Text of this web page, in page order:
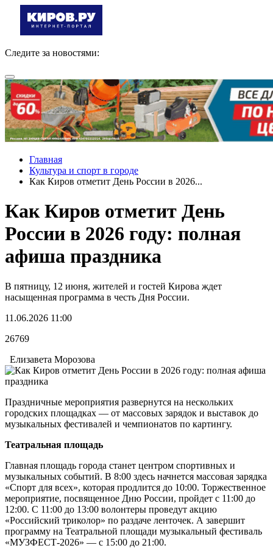
Следите за новостями:
Главная
Культура и спорт в городе
Как Киров отметит День России в 2026...
Как Киров отметит День
России в 2026 году: полная
афиша праздника
В пятницу, 12 июня, жителей и гостей Кирова ждет
насыщенная программа в честь Дня России.
11.06.2026 11:00
26769
Елизавета Морозова
Праздничные мероприятия развернутся на нескольких
городских площадках — от массовых зарядок и выставок до
музыкальных фестивалей и чемпионатов по картингу.
Театральная площадь
Главная площадь города станет центром спортивных и
музыкальных событий. В 8:00 здесь начнется массовая зарядка
«Спорт для всех», которая продлится до 10:00. Торжественное
мероприятие, посвященное Дню России, пройдет с 11:00 до
12:00. С 11:00 до 13:00 волонтеры проведут акцию
«Российский триколор» по раздаче ленточек. А завершит
программу на Театральной площади музыкальный фестиваль
«МУЗФЕСТ-2026» — с 15:00 до 21:00.